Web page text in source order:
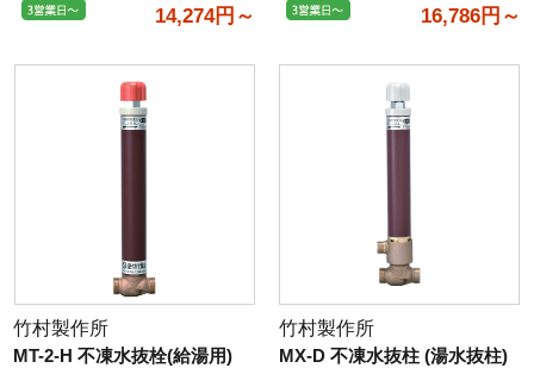
14,274円～ 16,786円～
竹村製作所
MT-2-H 不凍水抜栓(給湯用)
竹村製作所
MX-D 不凍水抜柱 (湯水抜柱)